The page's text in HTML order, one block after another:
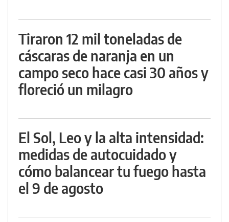
Tiraron 12 mil toneladas de
cáscaras de naranja en un
campo seco hace casi 30 años y
floreció un milagro
El Sol, Leo y la alta intensidad:
medidas de autocuidado y
cómo balancear tu fuego hasta
el 9 de agosto